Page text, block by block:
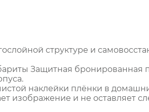
структуре и
Защитная бронированная
наклейки плёнки в
изображение и не оставляет